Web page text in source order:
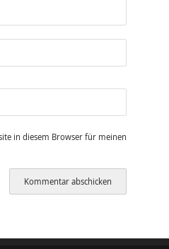
in diesem Browser für meinen